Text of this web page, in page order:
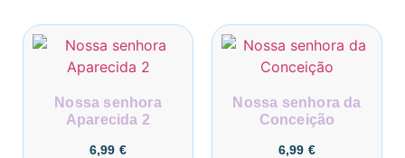
Nossa senhora
Aparecida 2
6,99 €
Nossa senhora da
Conceição
6,99 €